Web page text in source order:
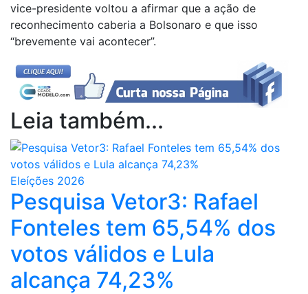
vice-presidente voltou a afirmar que a ação de
reconhecimento caberia a Bolsonaro e que isso
“brevemente vai acontecer”.
Leia também...
Eleíções 2026
Pesquisa Vetor3: Rafael
Fonteles tem 65,54% dos
votos válidos e Lula
alcança 74,23%